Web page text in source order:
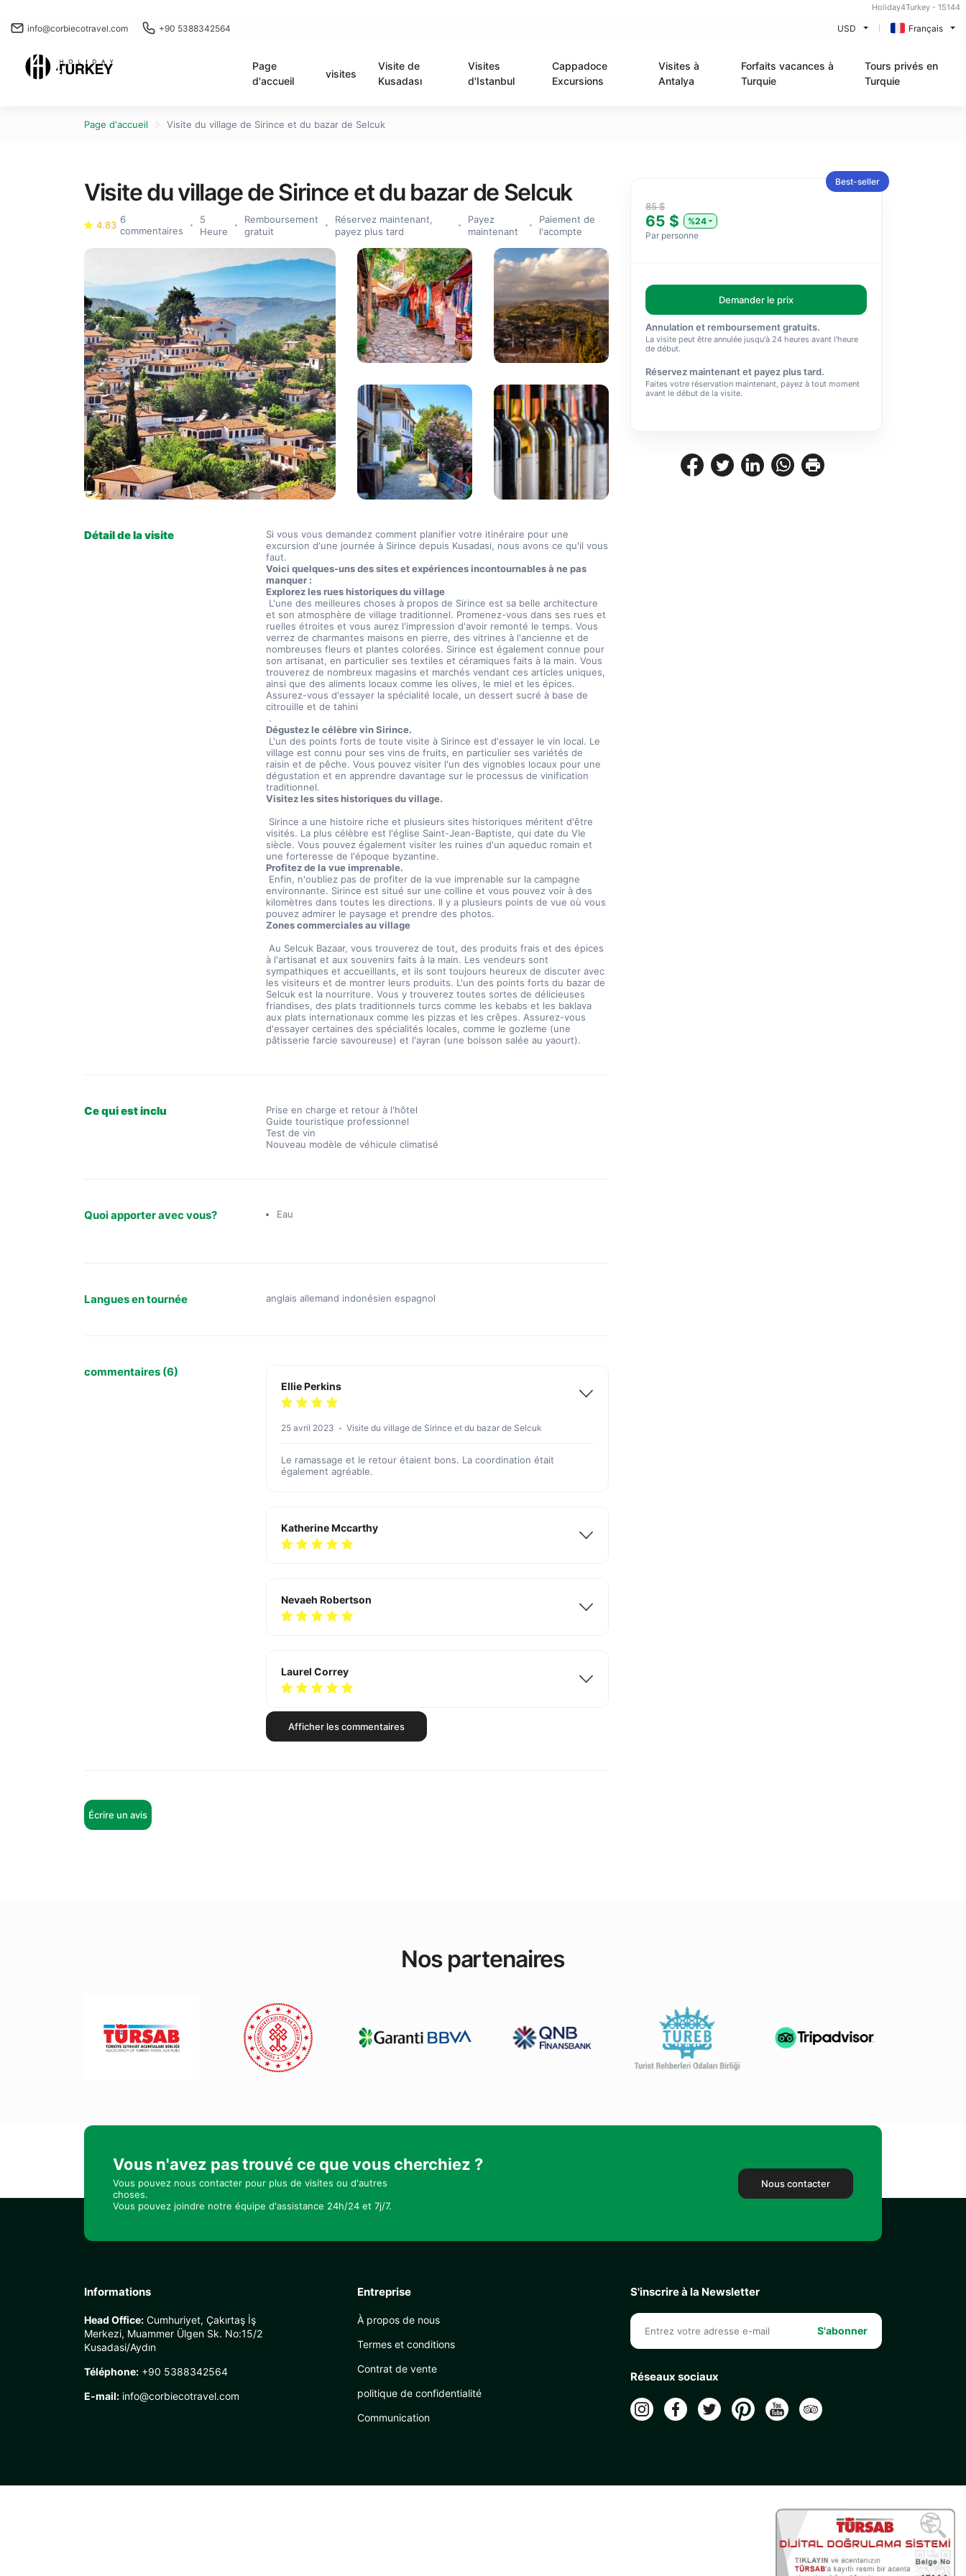
Holiday4Turkey - 15144
info@corbiecotravel.com +90 5388342564 USD Français
Page
d'accueil
visites
Visite de
Kusadası
Visites
d'Istanbul
Cappadoce
Excursions
Visites à
Antalya
Forfaits vacances à
Turquie
Tours privés en
Turquie
Page d'accueil Visite du village de Sirince et du bazar de Selcuk
Visite du village de Sirince et du bazar de Selcuk
4.83 6
commentaires
5
Heure
Remboursement
gratuit
Réservez maintenant,
payez plus tard
Payez
maintenant
Paiement de
l'acompte
Détail de la visite
Si vous vous demandez comment planifier votre itinéraire pour une
excursion d'une journée à Sirince depuis Kusadasi, nous avons ce qu'il vous
faut.
Voici quelques-uns des sites et expériences incontournables à ne pas
manquer :
Explorez les rues historiques du village
et son atmosphère de village traditionnel. Promenez-vous dans ses rues et
ruelles étroites et vous aurez l'impression d'avoir remonté le temps. Vous
verrez de charmantes maisons en pierre, des vitrines à l'ancienne et de
nombreuses fleurs et plantes colorées. Sirince est également connue pour
son artisanat, en particulier ses textiles et céramiques faits à la main. Vous
trouverez de nombreux magasins et marchés vendant ces articles uniques,
ainsi que des aliments locaux comme les olives, le miel et les épices.
Assurez-vous d'essayer la spécialité locale, un dessert sucré à base de
citrouille et de tahini
.
Dégustez le célèbre vin Sirince.
village est connu pour ses vins de fruits, en particulier ses variétés de
raisin et de pêche. Vous pouvez visiter l'un des vignobles locaux pour une
dégustation et en apprendre davantage sur le processus de vinification
traditionnel.
Visitez les sites historiques du village.
visités. La plus célèbre est l'église Saint-Jean-Baptiste, qui date du VIe
siècle. Vous pouvez également visiter les ruines d'un aqueduc romain et
une forteresse de l'époque byzantine.
Profitez de la vue imprenable.
environnante. Sirince est situé sur une colline et vous pouvez voir à des
kilomètres dans toutes les directions. Il y a plusieurs points de vue où vous
pouvez admirer le paysage et prendre des photos.
Zones commerciales au village
à l'artisanat et aux souvenirs faits à la main. Les vendeurs sont
sympathiques et accueillants, et ils sont toujours heureux de discuter avec
les visiteurs et de montrer leurs produits. L'un des points forts du bazar de
Selcuk est la nourriture. Vous y trouverez toutes sortes de délicieuses
friandises, des plats traditionnels turcs comme les kebabs et les baklava
aux plats internationaux comme les pizzas et les crêpes. Assurez-vous
d'essayer certaines des spécialités locales, comme le gozleme (une
pâtisserie farcie savoureuse) et l'ayran (une boisson salée au yaourt).
Ce qui est inclu
Prise en charge et retour à l'hôtel
Guide touristique professionnel
Test de vin
Nouveau modèle de véhicule climatisé
Quoi apporter avec vous? Eau
Langues en tournée anglais allemand indonésien espagnol
commentaires (6)
Ellie Perkins
25 avril 2023 Visite du village de Sirince et du bazar de Selcuk
Le ramassage et le retour étaient bons. La coordination était
également agréable.
Katherine Mccarthy
Nevaeh Robertson
Laurel Correy
Harold Lovisone
Afficher les commentaires
Écrire un avis
Best-seller
85 $
65 $
%24
Par personne
Demander le prix
Annulation et remboursement gratuits.
La visite peut être annulée jusqu'à 24 heures avant l'heure
de début.
Réservez maintenant et payez plus tard.
Faites votre réservation maintenant, payez à tout moment
avant le début de la visite.
Nos partenaires
Vous n'avez pas trouvé ce que vous cherchiez ?
Vous pouvez nous contacter pour plus de visites ou d'autres
choses.
Vous pouvez joindre notre équipe d'assistance 24h/24 et 7j/7.
Nous contacter
Informations
Head Office: Cumhuriyet, Çakırtaş İş
Merkezi, Muammer Ülgen Sk. No:15/2
Kusadasi/Aydın
Téléphone: +90 5388342564
E-mail: info@corbiecotravel.com
Entreprise
À propos de nous
Termes et conditions
Contrat de vente
politique de confidentialité
Communication
S'inscrire à la Newsletter
S'abonner
Réseaux sociaux